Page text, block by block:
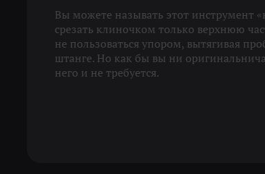
Вы можете называть этот инструмент
срезать клиночком только верхнюю
не пользоваться упором, вытягивая
штанге. Но как бы вы ни
него и не требуется.